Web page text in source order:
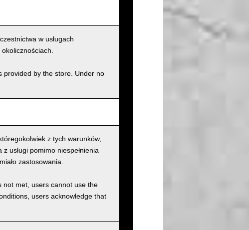
w usługach
provided by the store. Under no
z tych warunków,
usługi pomimo niespełnienia
zastosowania.
not met, users cannot use the
users acknowledge that